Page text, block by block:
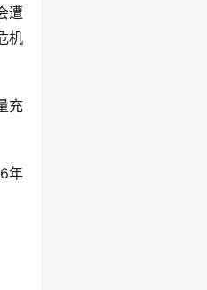
遭
机
充
年